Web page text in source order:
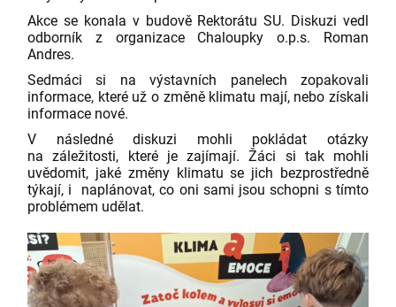
Akce se konala v budově Rektorátu SU. Diskuzi vedl
odborník z organizace Chaloupky o.p.s. Roman
Andres.
Sedmáci si na výstavních panelech zopakovali
informace, které už o změně klimatu mají, nebo získali
informace nové.
V následné diskuzi mohli pokládat otázky
na záležitosti, které je zajímají. Žáci si tak mohli
uvědomit, jaké změny klimatu se jich bezprostředně
týkají, i naplánovat, co oni sami jsou schopni s tímto
problémem udělat.